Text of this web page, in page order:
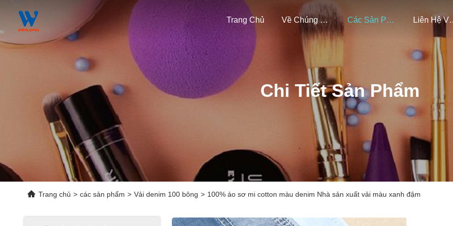
Trang Chủ Về Chúng Tôi Các Sản Phẩm Liên
Chi Tiết Sản Phẩm
Trang chủ > các sản phẩm > Vải denim 100 bông > 100% áo sơ mi cotton màu denim Nhà sản xuất vải màu xanh đậm